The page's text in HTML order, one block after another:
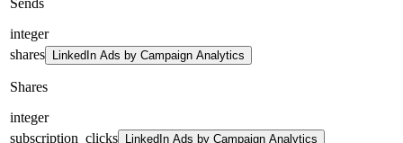
integer
shares
LinkedIn Ads by Campaign Analytics
Shares
integer
subscription_clicks
LinkedIn Ads by Campaign Analytics